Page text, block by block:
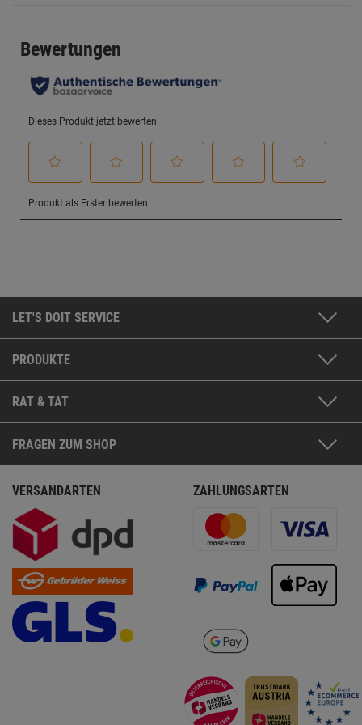
LET'S DOIT SERVICE
PRODUKTE
RAT & TAT
FRAGEN ZUM SHOP
VERSANDARTEN ZAHLUNGSARTEN